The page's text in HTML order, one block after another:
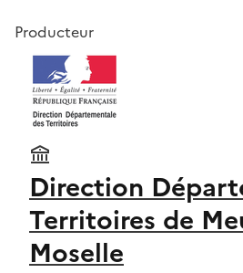
Producteur
Direction
Territoires de
Moselle